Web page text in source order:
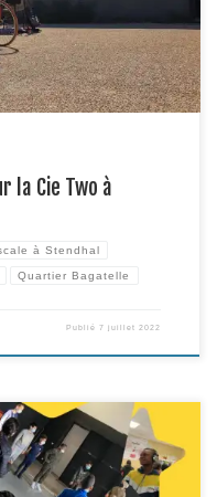
la Cie Two à
à Stendhal
Quartier Bagatelle
Publié7 juillet 2022